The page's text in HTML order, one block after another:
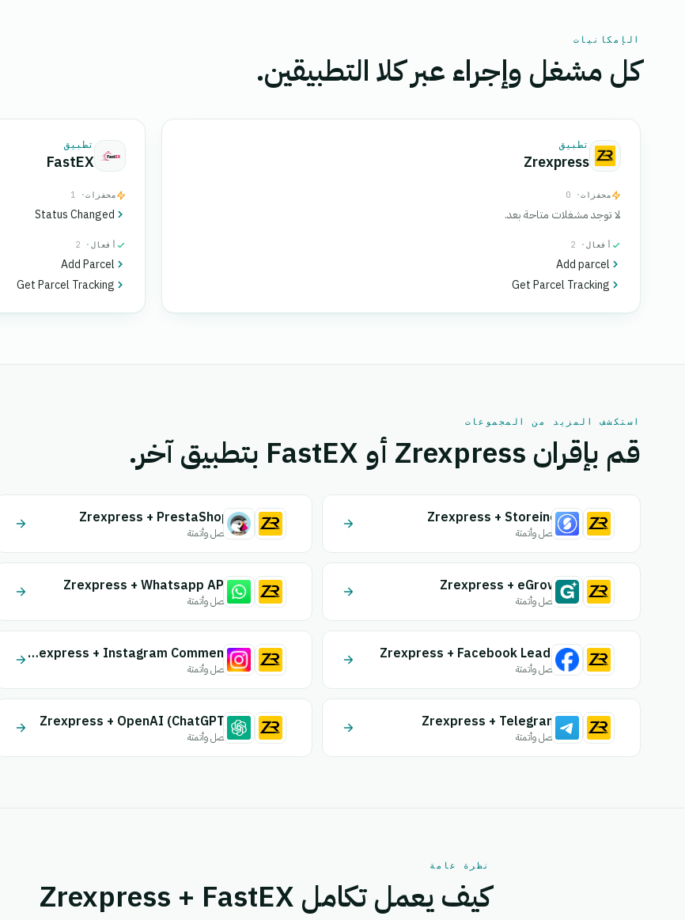
الإمكانيات
كل مشغل وإجراء عبر كلا التطبيقين.
تطبيق
Zrexpress
محفزات· 0
لا توجد مشغلات متاحة بعد.
أفعال · 2
Add parcel
Get Parcel Tracking
تطبيق
FastEX
محفزات· 1
Status Changed
أفعال · 2
Add Parcel
Get Parcel Tracking
استكشف المزيد من المجموعات
قم بإقران Zrexpress أو FastEX بتطبيق آخر.
Zrexpress + Storeino
اتصل وأتمتة
Zrexpress + PrestaShop
اتصل وأتمتة
Zrexpress + eGrow
اتصل وأتمتة
Zrexpress + Whatsapp API
اتصل وأتمتة
Zrexpress + Facebook Leads
اتصل وأتمتة
Zrexpress + Instagram Comment
اتصل وأتمتة
Zrexpress + Telegram
اتصل وأتمتة
Zrexpress + OpenAI (ChatGPT)
اتصل وأتمتة
نظرة عامة
كيف يعمل تكامل Zrexpress + FastEX